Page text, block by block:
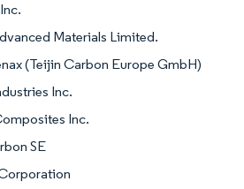
Materials Limited.
(Teijin Carbon Europe GmbH)
Inc.
Inc.
SE